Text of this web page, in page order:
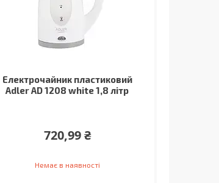
Електрочайник пластиковий
Adler AD 1208 white 1,8 літр
720,99 ₴
Немає в наявності